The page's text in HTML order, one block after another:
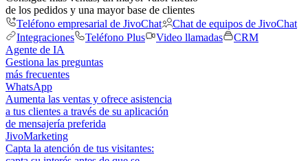
de los pedidos y una mayor base de clientes
Teléfono empresarial de JivoChat
Chat de equipos de JivoChat
Integraciones
Teléfono Plus Video llamadas
CRM
Agente de IA
Gestiona las preguntas
más frecuentes
WhatsApp
Aumenta las ventas y ofrece asistencia
a tus clientes a través de su aplicación
de mensajería preferida
JivoMarketing
Capta la atención de tus visitantes: